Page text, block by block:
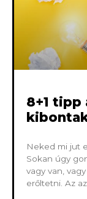
8+1
Neked mi jut
Sokan úgy
vagy van,
erőltetni. Az